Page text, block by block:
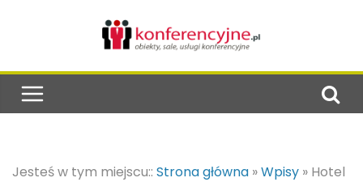
Jesteś w tym miejscu:: Strona główna »Wpisy » Hotel